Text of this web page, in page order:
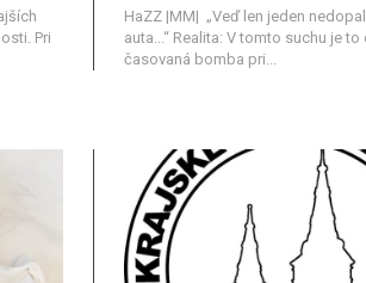
Pri
HaZZ |MM| ​„Veď len jeden
auta...“ ​Realita: V tomto suchu je
časovaná bomba pri...